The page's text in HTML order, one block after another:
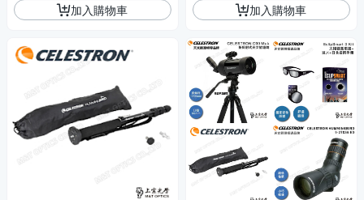
加入購物車 加入購物車